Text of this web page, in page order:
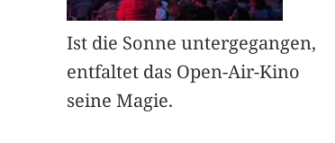
Ist die Sonne untergegangen,
entfaltet das Open-Air-Kino
seine Magie.